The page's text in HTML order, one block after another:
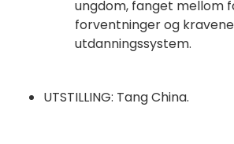
ungdom, fanget mellom
forventninger og
utdanningssystem.
UTSTILLING: Tang China.